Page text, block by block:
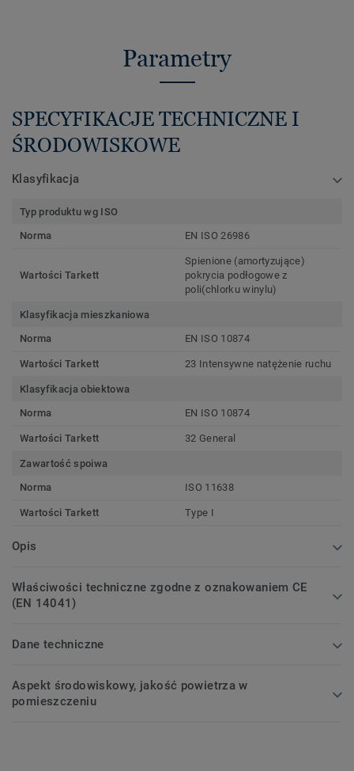
Parametry
SPECYFIKACJE TECHNICZNE I
ŚRODOWISKOWE
Klasyfikacja
Typ produktu wg ISO
Norma
EN ISO 26986
Wartości Tarkett
Spienione (amortyzujące)
pokrycia podłogowe z
poli(chlorku winylu)
Klasyfikacja mieszkaniowa
Norma
EN ISO 10874
Wartości Tarkett 23 Intensywne natężenie ruchu
Klasyfikacja obiektowa
Norma
EN ISO 10874
Wartości Tarkett 32 General
Zawartość spoiwa
Norma
ISO 11638
Wartości Tarkett Type I
Opis
Właściwości techniczne zgodne z oznakowaniem CE
(EN 14041)
Dane techniczne
Aspekt środowiskowy, jakość powietrza w
pomieszczeniu